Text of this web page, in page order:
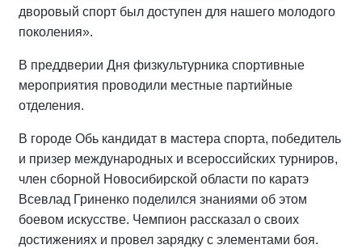
дворовый спорт был доступен для нашего молодого
поколения».
В преддверии Дня физкультурника спортивные
мероприятия проводили местные партийные
отделения.
В городе Обь кандидат в мастера спорта, победитель
и призер международных и всероссийских турниров,
член сборной Новосибирской области по каратэ
Всевлад Гриненко поделился знаниями об этом
боевом искусстве. Чемпион рассказал о своих
достижениях и провел зарядку с элементами боя.